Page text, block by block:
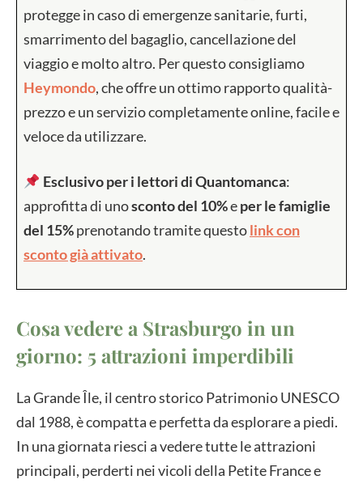
protegge in caso di emergenze sanitarie, furti,
smarrimento del bagaglio, cancellazione del
viaggio e molto altro. Per questo consigliamo
Heymondo, che offre un ottimo rapporto qualità-
prezzo e un servizio completamente online, facile e
veloce da utilizzare.
Esclusivo per i lettori di Quantomanca:
approfitta di unosconto del 10%eper le famiglie
del 15%prenotando tramite questolink con
sconto già attivato.
Cosa vedere a Strasburgo in un
giorno: 5 attrazioni imperdibili
La Grande Île, il centro storico Patrimonio UNESCO
dal 1988, è compatta e perfetta da esplorare a piedi.
In una giornata riesci a vedere tutte le attrazioni
principali, perderti nei vicoli della Petite France e